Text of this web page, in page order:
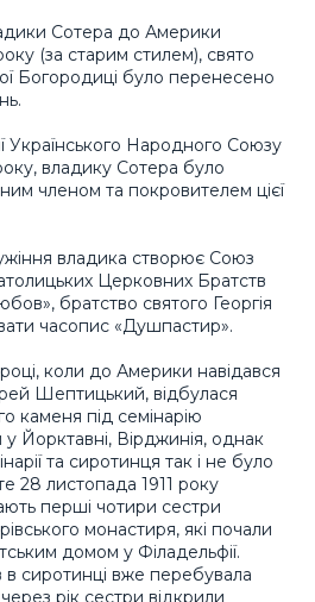
Сотера до Америки
(за старим стилем), свято
Богородиці було перенесено
Українського Народного Союзу
владику Сотера було
членом та покровителем цієї
владика створює Союз
Церковних Братств
братство святого Георгія
часопис «Душпастир».
коли до Америки навідався
Шептицький, відбулася
каменя під семінарію
у Йорктавні, Вірджинія, однак
та сиротинця так і не було
28 листопада 1911 року
перші чотири сестри
монастиря, які почали
домом у Філадельфії.
в сиротинці вже перебувала
рік сестри відкрили